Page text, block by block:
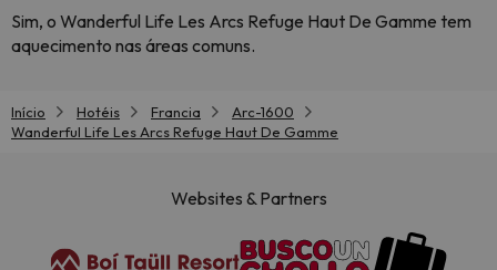
Sim, o Wanderful Life Les Arcs Refuge Haut De Gamme tem
aquecimento nas áreas comuns.
Início Hotéis Francia
Arc-1600
Wanderful Life Les Arcs Refuge Haut De Gamme
Websites & Partners